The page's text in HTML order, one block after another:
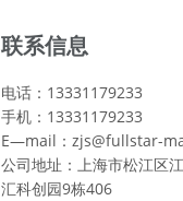
联系信息
电话：13331179233
手机：13331179233
E—mail：zjs@fullstar-
公司地址：上海市松江区
汇科创园9栋406